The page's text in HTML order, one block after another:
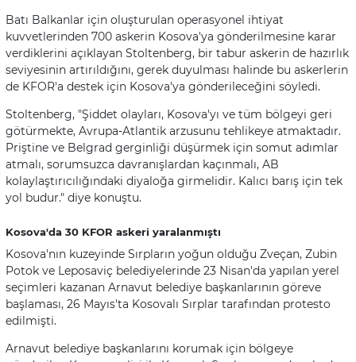
Batı Balkanlar için oluşturulan operasyonel ihtiyat
kuvvetlerinden 700 askerin Kosova'ya gönderilmesine karar
verdiklerini açıklayan Stoltenberg, bir tabur askerin de hazırlık
seviyesinin artırıldığını, gerek duyulması halinde bu askerlerin
de KFOR'a destek için Kosova'ya gönderileceğini söyledi.
Stoltenberg, "Şiddet olayları, Kosova'yı ve tüm bölgeyi geri
götürmekte, Avrupa-Atlantik arzusunu tehlikeye atmaktadır.
Priştine ve Belgrad gerginliği düşürmek için somut adımlar
atmalı, sorumsuzca davranışlardan kaçınmalı, AB
kolaylaştırıcılığındaki diyaloğa girmelidir. Kalıcı barış için tek
yol budur." diye konuştu.
Kosova'da 30 KFOR askeri yaralanmıştı
Kosova'nın kuzeyinde Sırpların yoğun olduğu Zveçan, Zubin
Potok ve Leposaviç belediyelerinde 23 Nisan'da yapılan yerel
seçimleri kazanan Arnavut belediye başkanlarının göreve
başlaması, 26 Mayıs'ta Kosovalı Sırplar tarafından protesto
edilmişti.
Arnavut belediye başkanlarını korumak için bölgeye